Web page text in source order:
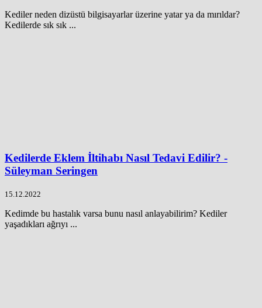
Kediler neden dizüstü bilgisayarlar üzerine yatar ya da mırıldar?
Kedilerde sık sık ...
Kedilerde Eklem İltihabı Nasıl Tedavi Edilir? -
Süleyman Seringen
15.12.2022
Kedimde bu hastalık varsa bunu nasıl anlayabilirim? Kediler
yaşadıkları ağrıyı ...